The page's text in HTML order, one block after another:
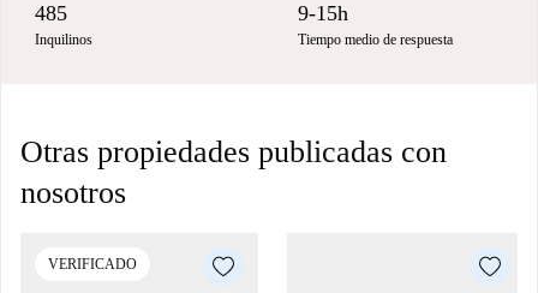
485
Inquilinos
9-15h
Tiempo medio de respuesta
Otras propiedades publicadas con
nosotros
VERIFICADO